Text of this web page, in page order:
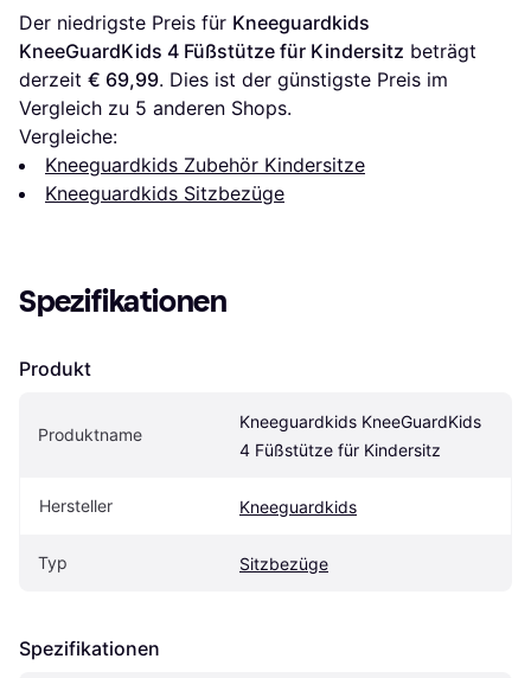
Der niedrigste Preis für Kneeguardkids
KneeGuardKids 4 Füßstütze für Kindersitz beträgt
derzeit € 69,99. Dies ist der günstigste Preis im
Vergleich zu 5 anderen Shops.
Vergleiche:
Kneeguardkids Zubehör Kindersitze
Kneeguardkids Sitzbezüge
Spezifikationen
Produkt
Produktname
Kneeguardkids KneeGuardKids
4 Füßstütze für Kindersitz
Hersteller Kneeguardkids
Typ Sitzbezüge
Spezifikationen